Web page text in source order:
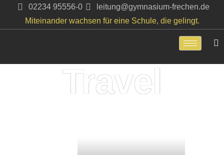
Zum
02234 95556-0
leitung@gymnasium-frechen.de
Miteinander wachsen für eine Schule, die gelingt.
Travel